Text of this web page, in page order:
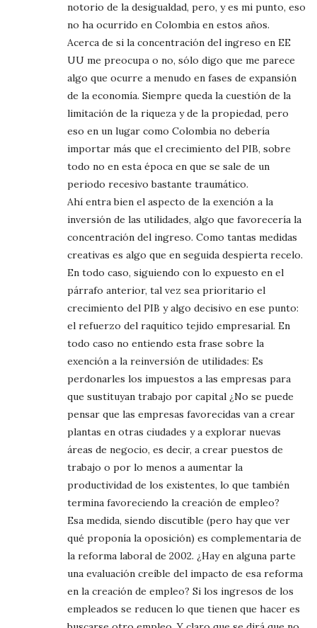
notorio de la desigualdad, pero, y es mi punto, eso
no ha ocurrido en Colombia en estos años.
Acerca de si la concentración del ingreso en EE
UU me preocupa o no, sólo digo que me parece
algo que ocurre a menudo en fases de expansión
de la economía. Siempre queda la cuestión de la
limitación de la riqueza y de la propiedad, pero
eso en un lugar como Colombia no debería
importar más que el crecimiento del PIB, sobre
todo no en esta época en que se sale de un
periodo recesivo bastante traumático.
Ahí entra bien el aspecto de la exención a la
inversión de las utilidades, algo que favorecería la
concentración del ingreso. Como tantas medidas
creativas es algo que en seguida despierta recelo.
En todo caso, siguiendo con lo expuesto en el
párrafo anterior, tal vez sea prioritario el
crecimiento del PIB y algo decisivo en ese punto:
el refuerzo del raquítico tejido empresarial. En
todo caso no entiendo esta frase sobre la
exención a la reinversión de utilidades: Es
perdonarles los impuestos a las empresas para
que sustituyan trabajo por capital ¿No se puede
pensar que las empresas favorecidas van a crear
plantas en otras ciudades y a explorar nuevas
áreas de negocio, es decir, a crear puestos de
trabajo o por lo menos a aumentar la
productividad de los existentes, lo que también
termina favoreciendo la creación de empleo?
Esa medida, siendo discutible (pero hay que ver
qué proponía la oposición) es complementaria de
la reforma laboral de 2002. ¿Hay en alguna parte
una evaluación creíble del impacto de esa reforma
en la creación de empleo? Si los ingresos de los
empleados se reducen lo que tienen que hacer es